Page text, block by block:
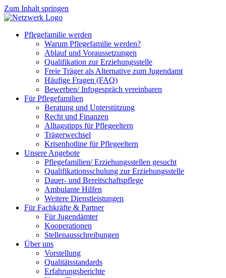
Zum Inhalt springen
Pflegefamilie werden
Warum Pflegefamilie werden?
Ablauf und Voraussetzungen
Qualifikation zur Erziehungsstelle
Freie Träger als Alternative zum Jugendamt
Häufige Fragen (FAQ)
Bewerben/ Infogespräch vereinbaren
Für Pflegefamilien
Beratung und Unterstützung
Recht und Finanzen
Alltagstipps für Pflegeeltern
Trägerwechsel
Krisenhotline für Pflegeeltern
Unsere Angebote
Pflegefamilien/ Erziehungsstellen gesucht
Qualifikationsschulung zur Erziehungsstelle
Dauer- und Bereitschaftspflege
Ambulante Hilfen
Weitere Dienstleistungen
Für Fachkräfte & Partner
Für Jugendämter
Kooperationen
Stellenausschreibungen
Über uns
Vorstellung
Qualitätsstandards
Erfahrungsberichte